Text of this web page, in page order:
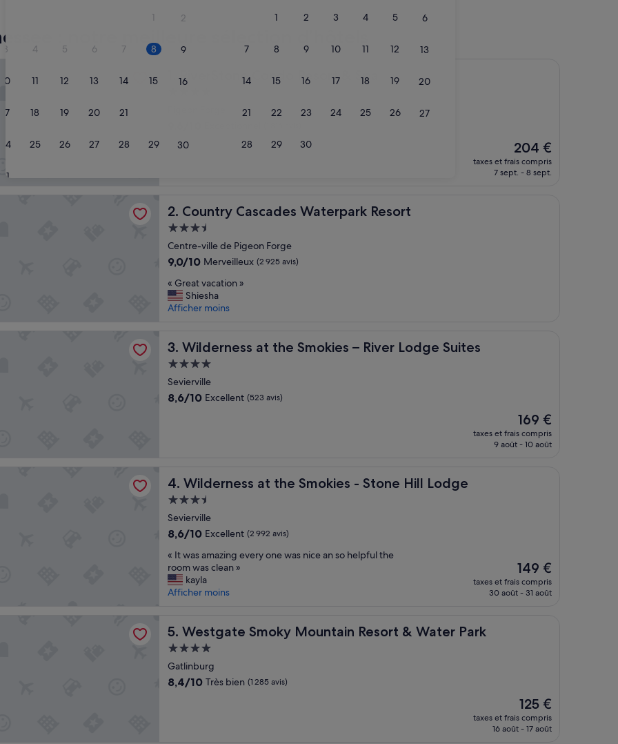
2026.
1 2
3 4 5 6 7 8 9
10 11 12 13 14 15 16
17 18 19 20 21
24 25 26 27 28 29 30
31
1 2 3 4 5 6
7 8 9 10 11 12 13
14 15 16 17 18 19 20
21 22 23 24 25 26 27
28 29 30
Knoxville
: notre meilleure sélection d’hôtels
1. RiverStone Condo Resort & Spa
10,
Le
nouveau
prix
204 €
taxes et frais compris
7 sept. - 8 sept.
2. Country Cascades Waterpark Resort
Country Cascades Waterpark Resort
Hébergement
3.5 étoiles
Centre-ville de Pigeon Forge
9.0
10,
Merveilleux,
(2 925 avis)
9,0/10 Merveilleux (2 925 avis)
«
G
r
t
a
c
a
« Great vacation »
Shiesha
Afficher moins
3. Wilderness at the Smokies – River Lodge Suites
Wilderness at the Smokies – River Lodge Suites
Hébergement
4.0 étoiles
Sevierville
8.6
8,6/10 Excellent (523 avis)
Le
nouveau
prix
169 €
taxes et frais compris
9 août - 10 août
4. Wilderness at the Smokies - Stone Hill Lodge
Wilderness at the Smokies - Stone Hill Lodge
Hébergement
3.5 étoiles
Sevierville
8.6
10,
Excellent,
(2 992 avis)
8,6/10 Excellent (2 992 avis)
«
I
t
w
a
m
a
z
i
« It was amazing every one was nice an so helpful the
room was clean »
kayla
Afficher moins
Le
nouveau
prix
149 €
taxes et frais compris
30 août - 31 août
5. Westgate Smoky Mountain Resort & Water Park
Westgate Smoky Mountain Resort & Water Park
Hébergement
4.0 étoiles
Gatlinburg
8.4
8,4/10 Très bien (1 285 avis)
Le
nouveau
prix
125 €
taxes et frais compris
16 août - 17 août